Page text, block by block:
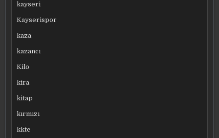
kayseri
Kayserispor
kaza
kazancı
Kilo
kira
kitap
kırmızı
kktc